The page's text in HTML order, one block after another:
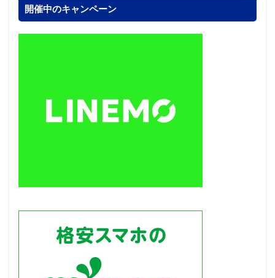
開催中のキャンペーン